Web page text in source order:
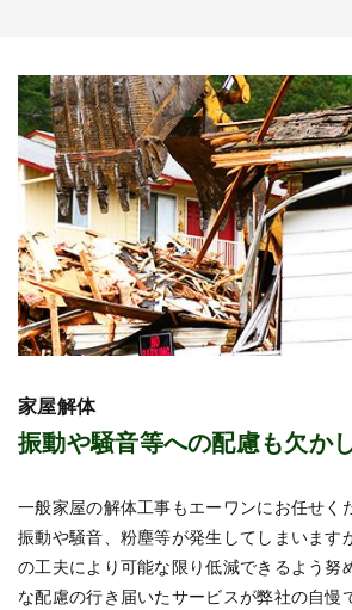
家屋解体
振動や騒音等への配慮も欠か
一般家屋の解体工事もエーワンにお任せく
振動や騒音、粉塵等が発生してしまいます
の工夫により可能な限り低減できるよう努
な配慮の行き届いたサービスが弊社の自慢